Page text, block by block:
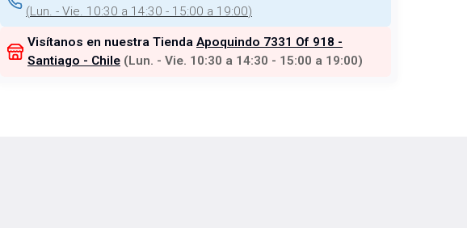
(Lun. - Vie. 10:30 a 14:30 - 15:00 a 19:00)
Visítanos en nuestra Tienda Apoquindo 7331 Of 918 -
Santiago - Chile (Lun. - Vie. 10:30 a 14:30 - 15:00 a 19:00)